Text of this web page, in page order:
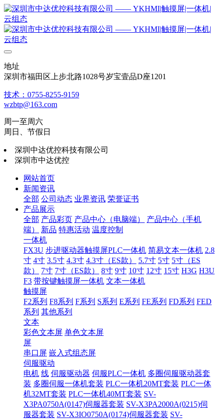
地址
深圳市福田区上步北路1028号岁宝壹品D座1201
技术：0755-8255-9159
wzbtp@163.com
周一至周六
周日、节假日
深圳中达优控科技有限公司
深圳市中达优控
网站首页
新闻资讯
全部 公司动态 业界资讯 荣誉证书
产品展示
全部 产品彩页 产品中心（电脑端）
产品中心（手机
端）
新品 特惠活动 温度控制
一体机
FX3U 步进驱动器触摸屏PLC一体机 简易文本一体机 2.8
寸 4寸 3.5寸 4.3寸 4.3寸（ES款） 5.7寸 5寸 5寸（ES
款）
7寸 7寸（ES款） 8寸 9寸 10寸 12寸 15寸 H3G H3U
F3 带按键触摸屏一体机 文本一体机
触摸屏
F2系列 F8系列 F系列 S系列 E系列 FE系列 FD系列 FED
系列 其他系列
文本
彩色文本屏 单色文本屏
屏
串口屏 嵌入式组态屏
伺服驱动
电机 线 伺服驱动器 伺服PLC一体机 多圈伺服驱动器套
装 多圈伺服一体机套装 PLC一体机20MT套装 PLC一体
机32MT套装 PLC一体机40MT套装 SV-
X3PA0750A(0147)伺服器套装 SV-X3PA2000A(0215)伺
服器套装 SV-X3IO0750A(0174)伺服器套装 SV-